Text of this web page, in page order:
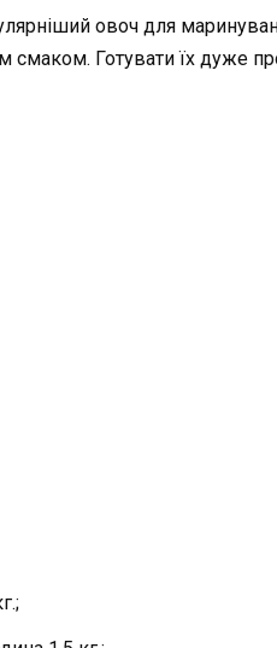
овоч для
смаком. Готувати їх дуже